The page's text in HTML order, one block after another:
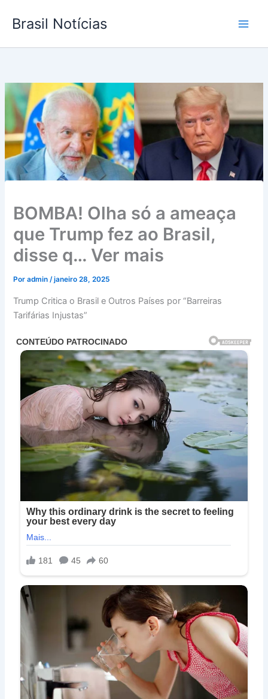
para
conteúdo
Brasil Notícias
BOMBA! Olha só a ameaça
que Trump fez ao Brasil,
disse q… Ver mais
Poradmin/janeiro 28, 2025
Trump Critica o Brasil e Outros Países por “Barreiras
Tarifárias Injustas”